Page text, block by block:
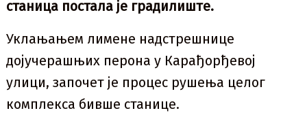
станица постала је градилиште.
Уклањањем лимене надстрешнице
дојучерашњих перона у Карађорђевој
улици, започет је процес рушења целог
комплекса бивше станице.